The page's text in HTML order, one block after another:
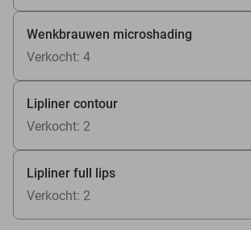
Wenkbrauwen microshading
Verkocht: 4
Lipliner contour
Verkocht: 2
Lipliner full lips
Verkocht: 2